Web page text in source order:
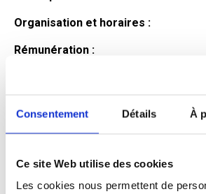
Consentement Détails À
Ce site Web utilise des cookies
Les cookies nous permettent de
Organisation et horaires :
Rémunération :
Profil du
candidat